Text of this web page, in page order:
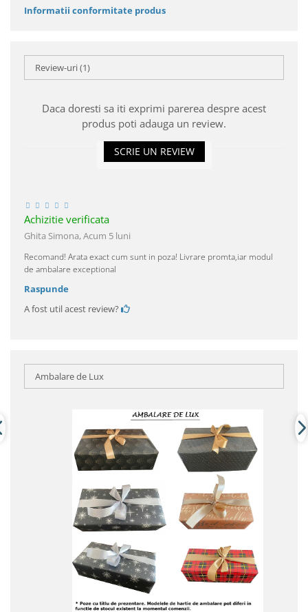
Informatii conformitate produs
Review-uri(1)
Daca doresti sa iti exprimi parerea despre acest
produs poti adauga un review.
SCRIE UN REVIEW
Achizitie verificata
Ghita Simona,Acum 5 luni
Recomand! Arata exact cum sunt in poza! Livrare promta,iar modul
de ambalare exceptional
Raspunde
A fost util acest review?
Ambalare de Lux